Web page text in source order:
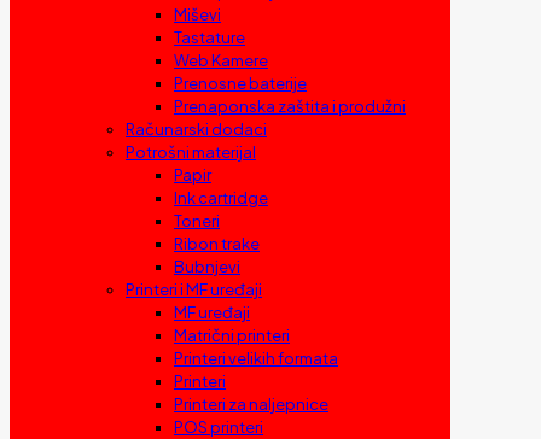
Miševi
Tastature
Web Kamere
Prenosne baterije
Prenaponska zaštita i produžni
Računarski dodaci
Potrošni materijal
Papir
Ink cartridge
Toneri
Ribon trake
Bubnjevi
Printeri i MF uređaji
MF uređaji
Matrični printeri
Printeri velikih formata
Printeri
Printeri za naljepnice
POS printeri